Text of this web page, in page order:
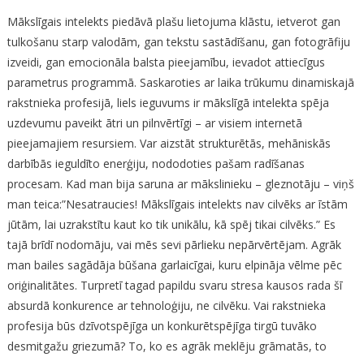
Mākslīgais intelekts piedāvā plašu lietojuma klāstu, ietverot gan
tulkošanu starp valodām, gan tekstu sastādīšanu, gan fotogrāfiju
izveidi, gan emocionāla balsta pieejamību, ievadot attiecīgus
parametrus programmā. Saskaroties ar laika trūkumu dinamiskajā
rakstnieka profesijā, liels ieguvums ir mākslīgā intelekta spēja
uzdevumu paveikt ātri un pilnvērtīgi – ar visiem internetā
pieejamajiem resursiem. Var aizstāt strukturētās, mehāniskās
darbībās ieguldīto enerģiju, nododoties pašam radīšanas
procesam. Kad man bija saruna ar mākslinieku – gleznotāju – viņš
man teica:”Nesatraucies! Mākslīgais intelekts nav cilvēks ar īstām
jūtām, lai uzrakstītu kaut ko tik unikālu, kā spēj tikai cilvēks.” Es
tajā brīdī nodomāju, vai mēs sevi pārlieku nepārvērtējam. Agrāk
man bailes sagādāja būšana garlaicīgai, kuru elpināja vēlme pēc
oriģinalitātes. Turpretī tagad papildu svaru stresa kausos rada šī
absurdā konkurence ar tehnoloģiju, ne cilvēku. Vai rakstnieka
profesija būs dzīvotspējīga un konkurētspējīga tirgū tuvāko
desmitgažu griezumā? To, ko es agrāk meklēju grāmatās, to